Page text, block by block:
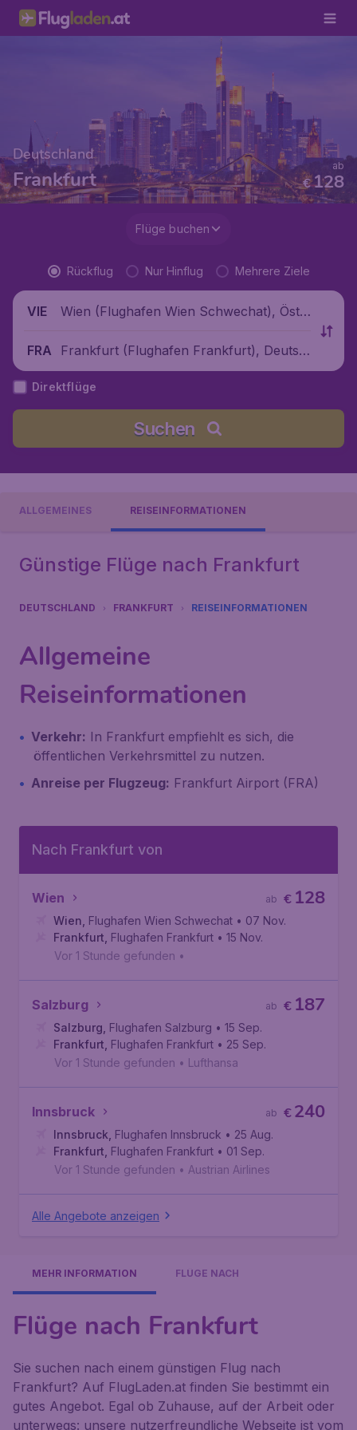
Deutschland
Frankfurt €128
ab
Flüge buchen
Rückflug Nur Hinflug Mehrere Ziele
VIE
Wien (Flughafen Wien Schwechat), Öste
FRA
Frankfurt (Flughafen Frankfurt), Deutsc
hland
Direktflüge
Suchen
ALLGEMEINES REISEINFORMATIONEN
Günstige Flüge nach Frankfurt
DEUTSCHLAND FRANKFURT REISEINFORMATIONEN
Allgemeine
Reiseinformationen
Verkehr: In Frankfurt empfiehlt es sich, die
öffentlichen Verkehrsmittel zu nutzen.
Anreise per Flugzeug: Frankfurt Airport (FRA)
Nach Frankfurt von
Wien € 128
ab
Wien Flughafen Wien Schwechat • 07 Nov.
Frankfurt Flughafen Frankfurt • 15 Nov.
Vor 1 Stunde gefunden •
Salzburg € 187
ab
Salzburg Flughafen Salzburg • 15 Sep.
Frankfurt Flughafen Frankfurt • 25 Sep.
Vor 1 Stunde gefunden • Lufthansa
Innsbruck €240
ab
Innsbruck Flughafen Innsbruck • 25 Aug.
Frankfurt Flughafen Frankfurt • 01 Sep.
Vor 1 Stunde gefunden • Austrian Airlines
Alle Angebote anzeigen
MEHR INFORMATION FLÜGE NACH
Flüge nach Frankfurt
Sie suchen nach einem günstigen Flug nach
Frankfurt? Auf FlugLaden.at finden Sie bestimmt ein
gutes Angebot. Egal ob Zuhause, auf der Arbeit oder
unterwegs: unsere nutzerfreundliche Webseite ist vom